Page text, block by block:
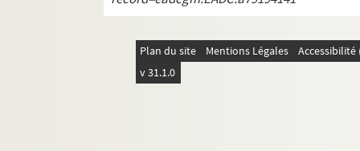
Plan du site Mentions Légales
v 31.1.0